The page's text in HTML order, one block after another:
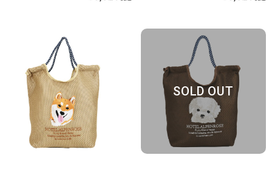
SOLD OUT